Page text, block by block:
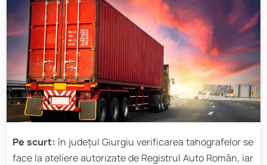
Pe scurt: în județul Giurgiu verificarea tahografelor se
face la ateliere autorizate de Registrul Auto Român, iar